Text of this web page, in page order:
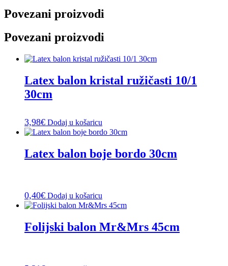
Povezani proizvodi
Povezani proizvodi
Latex balon kristal ružičasti 10/1
30cm
3,98€ Dodaj u košaricu
Latex balon boje bordo 30cm
0,40€ Dodaj u košaricu
Folijski balon Mr&Mrs 45cm